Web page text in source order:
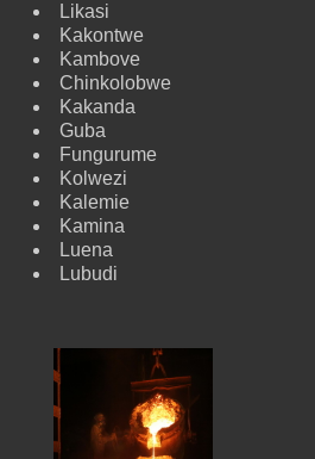
Likasi
Kakontwe
Kambove
Chinkolobwe
Kakanda
Guba
Fungurume
Kolwezi
Kalemie
Kamina
Luena
Lubudi